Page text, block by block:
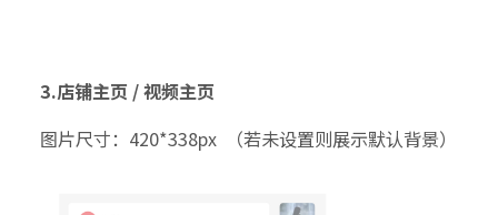
3.店铺主页 / 视频主页
图片尺寸：420*338px （若未设置则展示默认背景）